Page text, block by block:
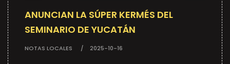
ANUNCIAN LA SÚPER KERMÉS DEL
SEMINARIO DE YUCATÁN
NOTAS LOCALES 2025-10-16